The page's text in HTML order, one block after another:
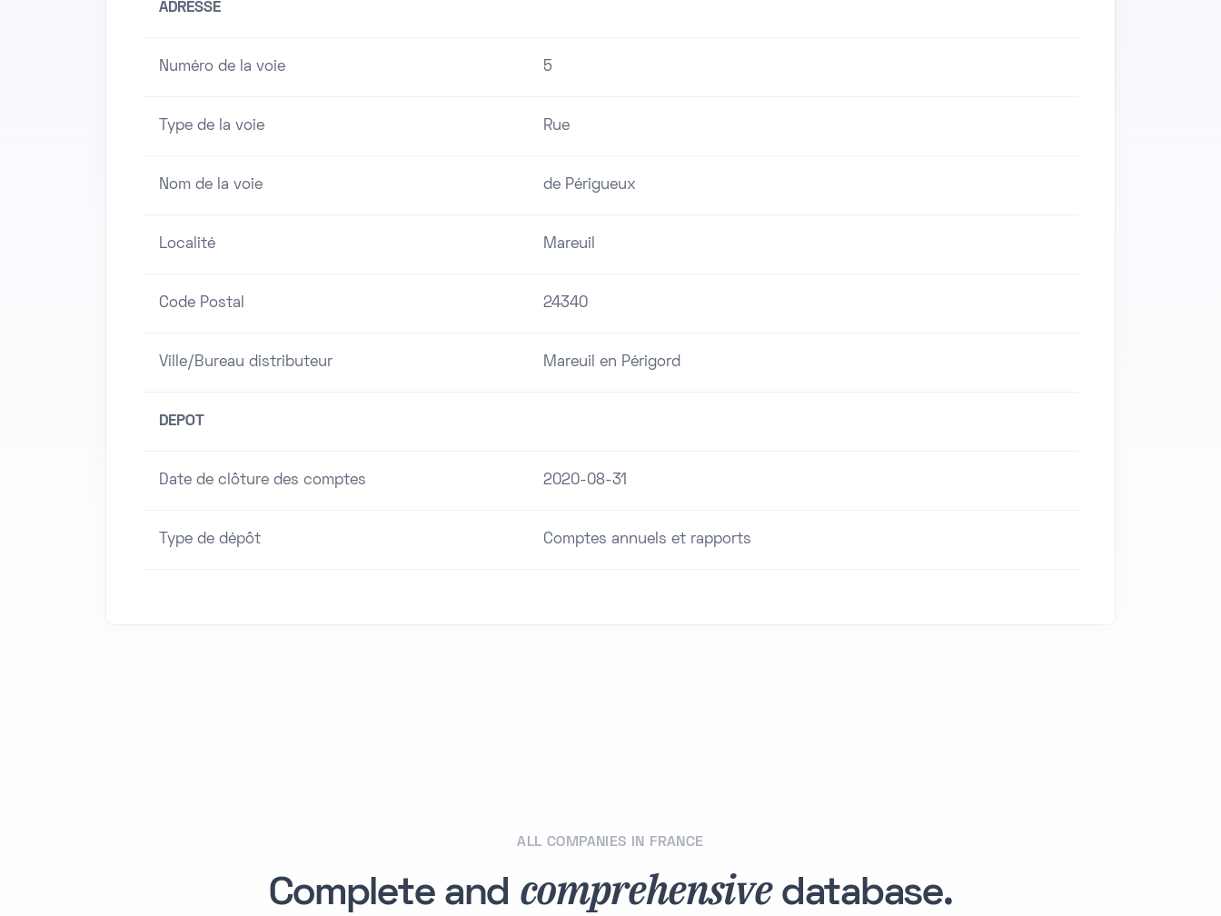
ADRESSE
Numéro de la voie 5
Type de la voie Rue
Nom de la voie de Périgueux
Localité Mareuil
Code Postal 24340
Ville/Bureau distributeur Mareuil en Périgord
DEPOT
Date de clôture des comptes 2020-08-31
Type de dépôt Comptes annuels et rapports
ALL COMPANIES IN FRANCE
Complete and comprehensivedatabase.